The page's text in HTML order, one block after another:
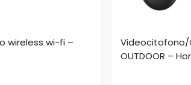
wireless wi-fi –
Videocitofono/
OUTDOOR –